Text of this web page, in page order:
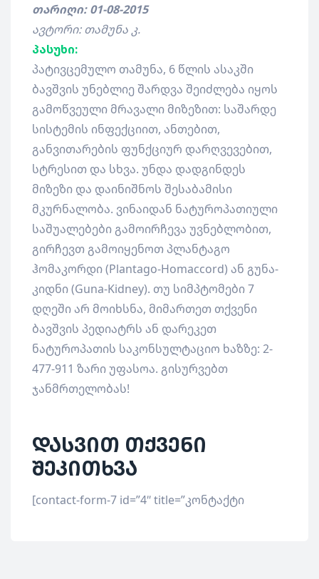
თარიღი: 01-08-2015
ავტორი: თამუნა კ.
პასუხი:
პატივცემულო თამუნა, 6 წლის ასაკში
ბავშვის უნებლიე შარდვა შეიძლება იყოს
გამოწვეული მრავალი მიზეზით: საშარდე
სისტემის ინფექციით, ანთებით,
განვითარების ფუნქციურ დარღვევებით,
სტრესით და სხვა. უნდა დადგინდეს
მიზეზი და დაინიშნოს შესაბამისი
მკურნალობა. ვინაიდან ნატუროპათიული
საშუალებები გამოირჩევა უვნებლობით,
გირჩევთ გამოიყენოთ პლანტაგო
ჰომაკორდი (Plantago-Homaccord) ან გუნა-
კიდნი (Guna-Kidney). თუ სიმპტომები 7
დღეში არ მოიხსნა, მიმართეთ თქვენი
ბავშვის პედიატრს ან დარეკეთ
ნატუროპათის საკონსულტაციო ხაზზე: 2-
477-911 ზარი უფასოა. გისურვებთ
ჯანმრთელობას!
დასვით თქვენი
შეკითხვა
[contact-form-7 id=”4″ title=”კონტაქტი